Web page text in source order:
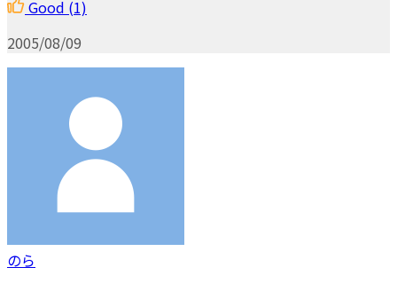
Good (1)
2005/08/09
のら